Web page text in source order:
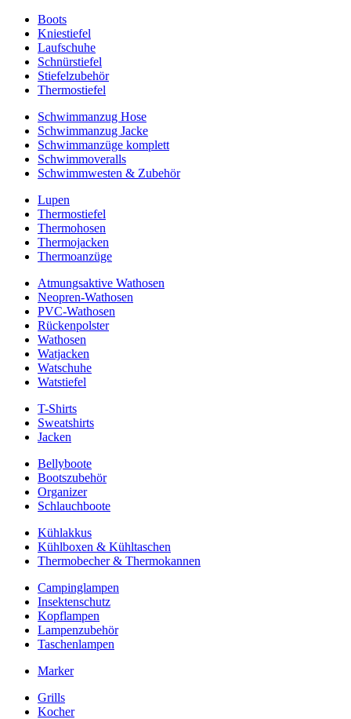
Boots
Kniestiefel
Laufschuhe
Schnürstiefel
Stiefelzubehör
Thermostiefel
Schwimmanzug Hose
Schwimmanzug Jacke
Schwimmanzüge komplett
Schwimmoveralls
Schwimmwesten & Zubehör
Lupen
Thermostiefel
Thermohosen
Thermojacken
Thermoanzüge
Atmungsaktive Wathosen
Neopren-Wathosen
PVC-Wathosen
Rückenpolster
Wathosen
Watjacken
Watschuhe
Watstiefel
T-Shirts
Sweatshirts
Jacken
Bellyboote
Bootszubehör
Organizer
Schlauchboote
Kühlakkus
Kühlboxen & Kühltaschen
Thermobecher & Thermokannen
Campinglampen
Insektenschutz
Kopflampen
Lampenzubehör
Taschenlampen
Marker
Grills
Kocher